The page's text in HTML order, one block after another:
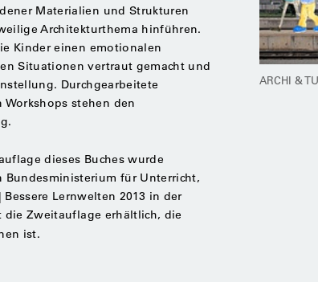
ARCHI &
Materialien und Strukturen
Architekturthema hinführen.
Kinder einen emotionalen
Situationen vertraut gemacht und
Durchgearbeitete
stehen den
dieses Buches wurde
Bundesministerium für Unterricht,
Lernwelten 2013 in der
Zweitauflage erhältlich, die
ist.